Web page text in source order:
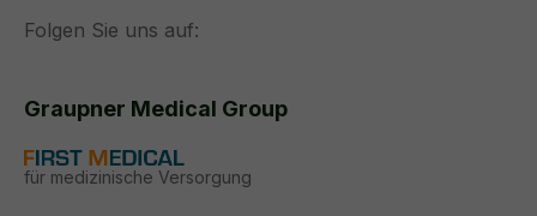
Folgen Sie uns auf:
Graupner Medical Group
für medizinische Versorgung